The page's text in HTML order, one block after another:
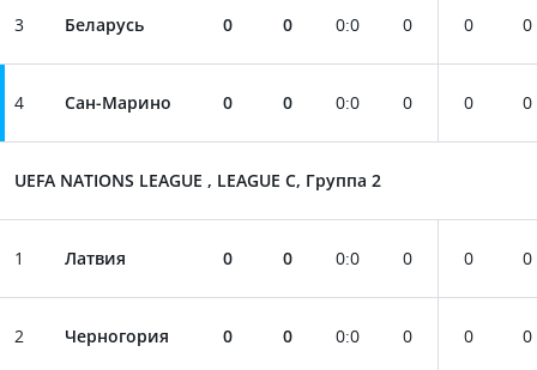
3 Беларусь 0 0 0:0 0 0 0
4 Сан-Марино 0 0 0:0 0 0 0
UEFA NATIONS LEAGUE , LEAGUE C, Группа 2
1 Латвия 0 0 0:0 0 0 0
2 Черногория 0 0 0:0 0 0 0